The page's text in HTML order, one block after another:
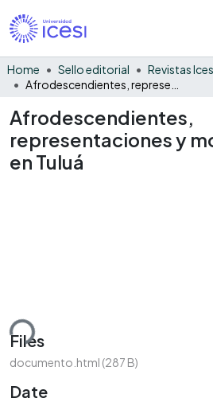
Home Sello editorial Revistas
Afrodescendientes,
representaciones y
en Tuluá
Files
documento.html (287 B)
Date